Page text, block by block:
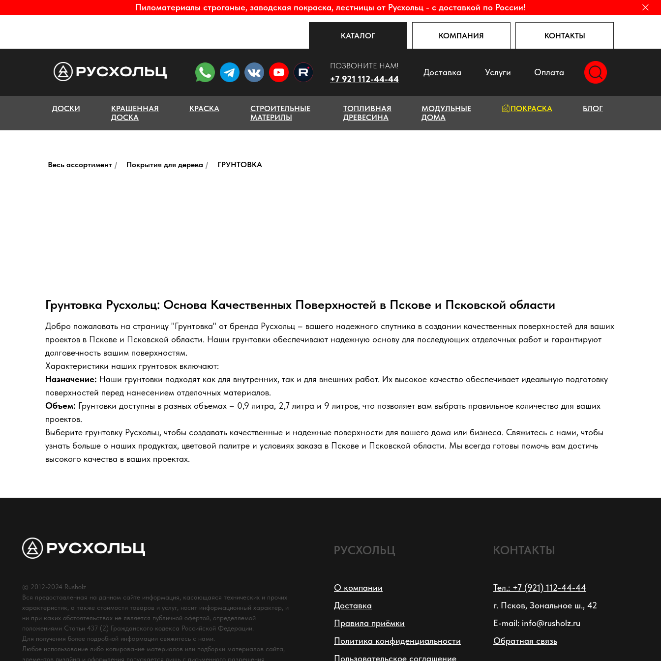
Пиломатериалы строганые, заводская покраска, лестницы от Русхольц - с доставкой по России!
ПОЗВОНИТЕ НАМ!
+7 921 112-44-44
КАТАЛОГ КОНТАКТЫ
КОМПАНИЯ
Доставка Услуги Оплата
ДОСКИ
СТРОИТЕЛЬНЫЕ
МАТЕРИЛЫ
КРАСКА
ТОПЛИВНАЯ
ДРЕВЕСИНА
МОДУЛЬНЫЕ
ДОМА
БЛОГ
КРАШЕННАЯ
ДОСКА
ПОКРАСКА
Весь ассортимент / Покрытия для дерева / ГРУНТОВКА
Грунтовка Русхольц: Основа Качественных Поверхностей в Пскове и Псковской области
Добро пожаловать на страницу "Грунтовка" от бренда Русхольц – вашего надежного спутника в создании качественных поверхностей для ваших
проектов в Пскове и Псковской области. Наши грунтовки обеспечивают надежную основу для последующих отделочных работ и гарантируют
долговечность вашим поверхностям.
Характеристики наших грунтовок включают:
Назначение: Наши грунтовки подходят как для внутренних, так и для внешних работ. Их высокое качество обеспечивает идеальную подготовку
поверхностей перед нанесением отделочных материалов.
Объем: Грунтовки доступны в разных объемах – 0,9 литра, 2,7 литра и 9 литров, что позволяет вам выбрать правильное количество для ваших
проектов.
Выберите грунтовку Русхольц, чтобы создавать качественные и надежные поверхности для вашего дома или бизнеса. Свяжитесь с нами, чтобы
узнать больше о наших продуктах, цветовой палитре и условиях заказа в Пскове и Псковской области. Мы всегда готовы помочь вам достичь
высокого качества в ваших проектах.
© 2012-2024 Rusholz
Вся предоставленная на данном сайте информация, касающаяся технических и прочих
характеристик, а также стоимости товаров и услуг, носит информационный характер, и
ни при каких обстоятельствах не является публичной офертой, определяемой
положениями Статьи 437 (2) Гражданского кодекса Российской Федерации.
Для получения более подробной информации свяжитесь с нами.
Любое использование либо копирование материалов или подборки материалов сайта,
элементов дизайна и оформления допускается лишь с письменного разрешения
РУСХОЛЬЦ
О компании
Доставка
Правила приёмки
Политика конфиденциальности
Пользовательское соглашение
КОНТАКТЫ
Тел.: +7 (921) 112-44-44
г. Псков, Зональное ш., 42
E-mail: info@rusholz.ru
Обратная связь